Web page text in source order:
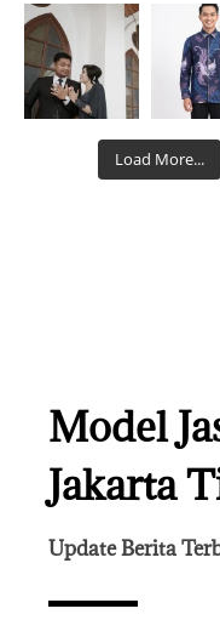
Load More...
Model
Jakarta
Update Berita